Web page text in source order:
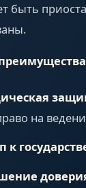
быть
на
к